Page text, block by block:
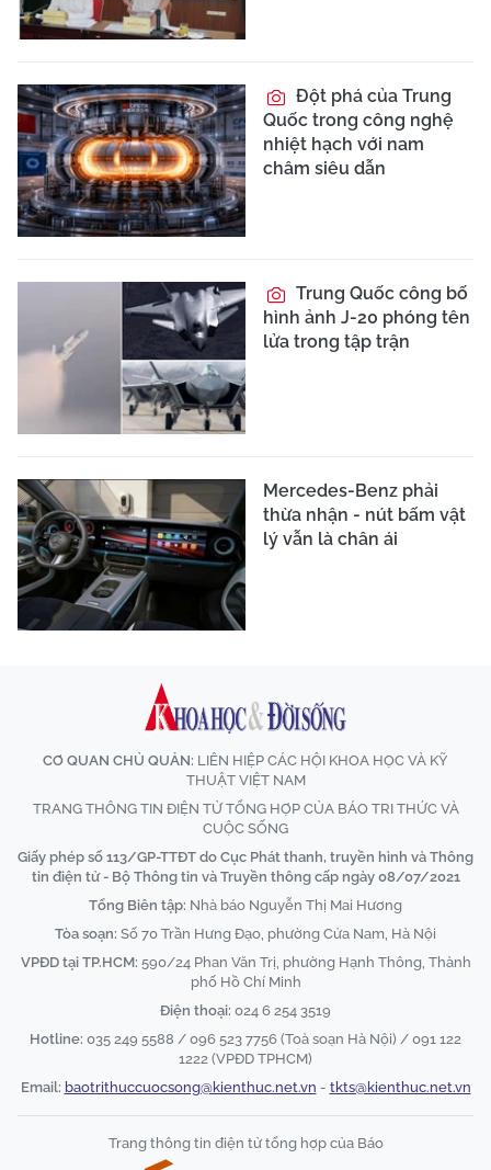
Đột phá của Trung
Quốc trong công nghệ
nhiệt hạch với nam
châm siêu dẫn
Trung Quốc công bố
hình ảnh J-20 phóng tên
lửa trong tập trận
Mercedes-Benz phải
thừa nhận - nút bấm vật
lý vẫn là chân ái
CƠ QUAN CHỦ QUẢN: LIÊN HIỆP CÁC HỘI KHOA HỌC VÀ KỸ
THUẬT VIỆT NAM
TRANG THÔNG TIN ĐIỆN TỬ TỔNG HỢP CỦA BÁO TRI THỨC VÀ
CUỘC SỐNG
Giấy phép số 113/GP-TTĐT do Cục Phát thanh, truyền hình và Thông
tin điện tử - Bộ Thông tin và Truyền thông cấp ngày 08/07/2021
Tổng Biên tập: Nhà báo Nguyễn Thị Mai Hương
Tòa soạn: Số 70 Trần Hưng Đạo, phường Cửa Nam, Hà Nội
VPĐD tại TP.HCM: 590/24 Phan Văn Trị, phường Hạnh Thông, Thành
phố Hồ Chí Minh
Điện thoại: 024 6 254 3519
Hotline: 035 249 5588 / 096 523 7756 (Toà soạn Hà Nội) / 091 122
1222 (VPĐD TPHCM)
Email: baotrithuccuocsong@kienthuc.net.vn - tkts@kienthuc.net.vn
Trang thông tin điện tử tổng hợp của Báo